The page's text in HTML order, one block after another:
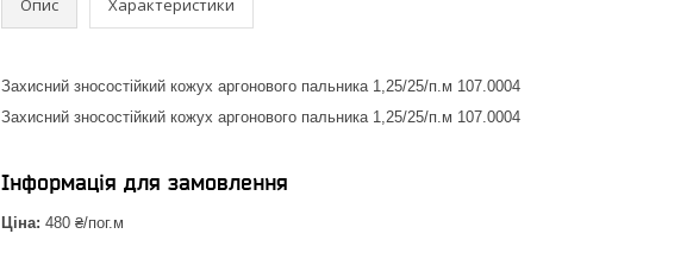
Захисний зносостійкий кожух аргонового пальника 1,25/25/п.м 107.0004
Захисний зносостійкий кожух аргонового пальника 1,25/25/п.м 107.0004
Інформація для замовлення
Ціна: 480 ₴/пог.м